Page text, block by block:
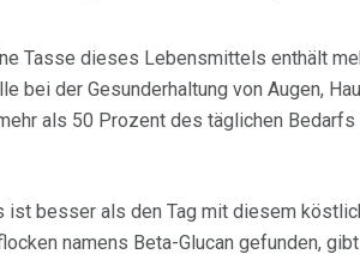
Tasse dieses Lebensmittels enthält
bei der Gesunderhaltung von Augen,
als 50 Prozent des täglichen
ist besser als den Tag mit diesem
namens Beta-Glucan gefunden,